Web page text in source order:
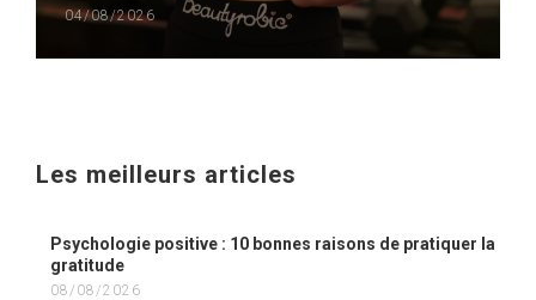
04/08/2026
Les meilleurs articles
Psychologie positive : 10 bonnes raisons de pratiquer la
gratitude
08/08/2026